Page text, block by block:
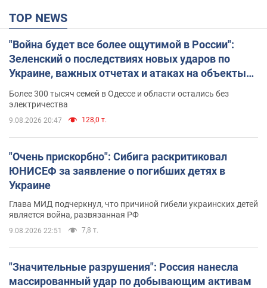
TOP NEWS
"Война будет все более ощутимой в России":
Зеленский о последствиях новых ударов по
Украине, важных отчетах и атаках на объекты
противника. Видео
Более 300 тысяч семей в Одессе и области остались без
электричества
9.08.2026 20:47 128,0 т.
"Очень прискорбно": Сибига раскритиковал
ЮНИСЕФ за заявление о погибших детях в
Украине
Глава МИД подчеркнул, что причиной гибели украинских детей
является война, развязанная РФ
9.08.2026 22:51 7,8 т.
"Значительные разрушения": Россия нанесла
массированный удар по добывающим активам